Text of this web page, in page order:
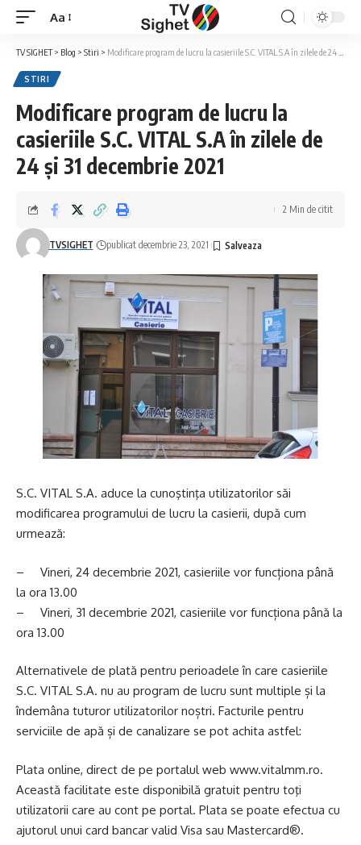
Font
Resizer
Aa
TV SIGHET> Blog > Stiri > Modificare program de lucru la casieriile S.C. VITAL S.A în zilele de 24 și 31 decembrie 2021
STIRI
Modificare program de lucru la
casieriile S.C. VITAL S.A în zilele de
24 și 31 decembrie 2021
TVSIGHET publicat decembrie 23, 2021
2 Min de citit
S.C. VITAL S.A. aduce la cunoştinţa utilizatorilor săi
modificarea programului de lucru la casierii, după cum
urmează:
– Vineri, 24 decembrie 2021, casieriile vor funcționa până
la ora 13.00
– Vineri, 31 decembrie 2021, casieriile vor funcționa până la
ora 13.00
Alternativele de plată pentru perioadele în care casieriile
S.C. VITAL S.A. nu au program de lucru sunt multiple și la
îndemâna tuturor utilizatorilor noștri. Facturile pentru
serviciile de apă și de canalizare se pot achita astfel:
Plata online, direct de pe portalul web www.vitalmm.ro.
Această facilitate este disponibilă gratuit pentru toţi
utilizatorii care au cont pe portal. Plata se poate efectua cu
ajutorul unui card bancar valid Visa sau Mastercard®.